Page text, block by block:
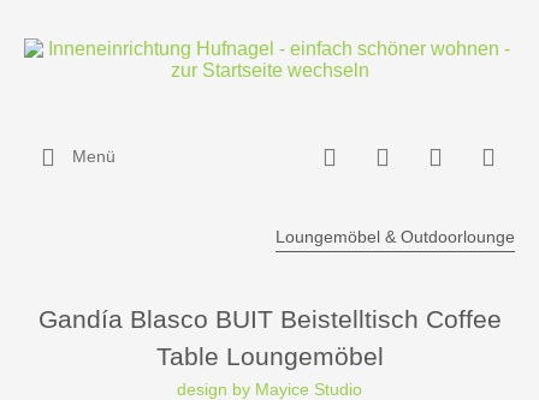
Menü
Loungemöbel & Outdoorlounge
Gandía Blasco BUIT Beistelltisch Coffee
Table Loungemöbel
design by Mayice Studio